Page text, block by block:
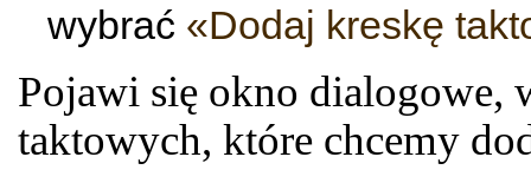
wybrać «Dodaj kreskę
Pojawi się okno dialogowe,
taktowych, które chcemy